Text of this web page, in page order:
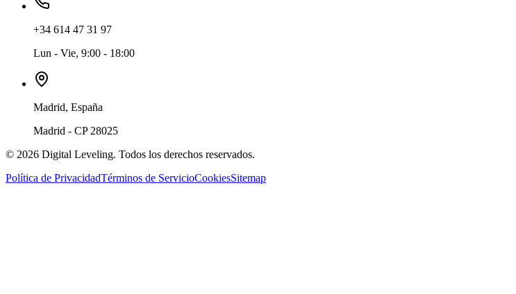
+34 614 47 31 97
Lun - Vie, 9:00 - 18:00
Madrid, España
Madrid - CP 28025
© 2026 Digital Leveling. Todos los derechos reservados.
Política de PrivacidadTérminos de ServicioCookiesSitemap